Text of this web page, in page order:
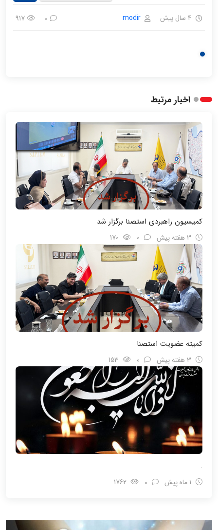
4 سال پیش modir
0
917
اخبار مرتبط
کمیسیون راهبردی استصنا برگزار شد
کمیته عضویت استصنا
.